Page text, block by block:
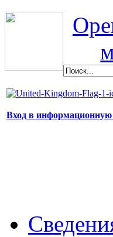
Вход в информационную